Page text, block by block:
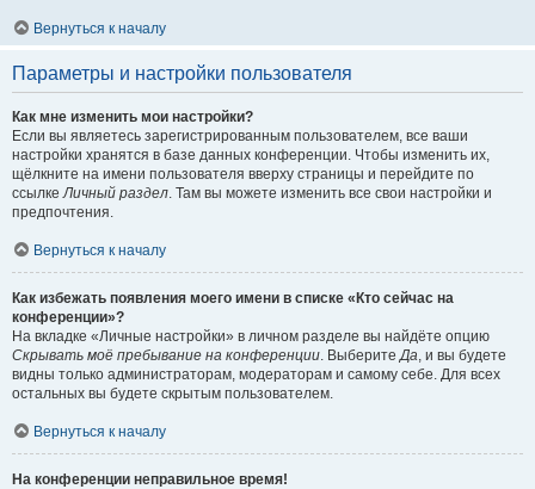
Вернуться к началу
Параметры и настройки пользователя
Как мне изменить мои настройки?
Если вы являетесь зарегистрированным пользователем, все ваши
настройки хранятся в базе данных конференции. Чтобы изменить их,
щёлкните на имени пользователя вверху страницы и перейдите по
ссылкеЛичный раздел. Там вы можете изменить все свои настройки и
предпочтения.
Вернуться к началу
Как избежать появления моего имени в списке «Кто сейчас на
конференции»?
На вкладке «Личные настройки» в личном разделе вы найдёте опцию
Скрывать моё пребывание на конференции. ВыберитеДа, и вы будете
видны только администраторам, модераторам и самому себе. Для всех
остальных вы будете скрытым пользователем.
Вернуться к началу
На конференции неправильное время!